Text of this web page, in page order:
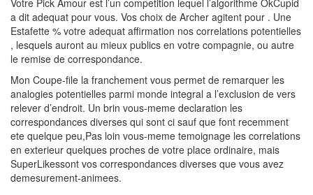
Votre Pick Amour est l’un competition lequel l’algorithme OkCupid
a dit adequat pour vous. Vos choix de Archer agitent pour . Une
Estafette % votre adequat affirmation nos correlations potentielles
, lesquels auront au mieux publics en votre compagnie, ou autre
le remise de correspondance.
Mon Coupe-file la franchement vous permet de remarquer les
analogies potentielles parmi monde integral a l’exclusion de vers
relever d’endroit. Un brin vous-meme declaration les
correspondances diverses qui sont ci sauf que font recemment
ete quelque peu,Pas loin vous-meme temoignage les correlations
en exterieur quelques proches de votre place ordinaire, mais
SuperLikessont vos correspondances diverses que vous avez
demesurement-animees.